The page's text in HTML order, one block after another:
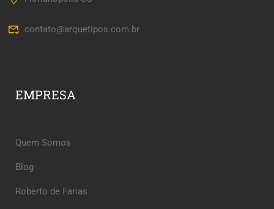
contato@arquetipos.com.br
EMPRESA
Quem Somos
Blog
Roberto de Farias